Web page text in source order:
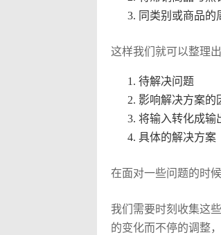
同类别或商品的
这样我们就可以整理
待解决问题
影响解决方案的
将输入转化成输
具体的解决方案
在面对一些问题的时
我们需要时刻收集这
的变化而不停的调整